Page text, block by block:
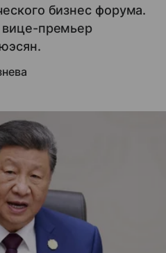
бизнес форума.
вице-премьер